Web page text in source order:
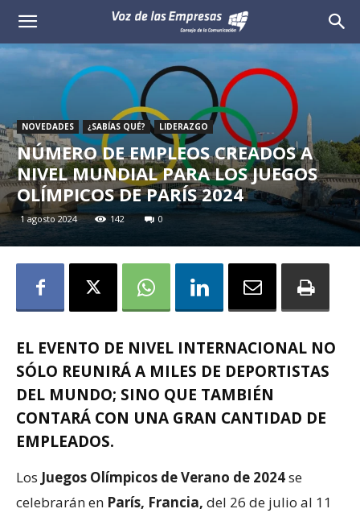
Voz
de
Empresas
NOVEDADES ¿SABÍAS QUÉ? LIDERAZGO
NÚMERO DE EMPLEOS CREADOS A
NIVEL MUNDIAL PARA LOS JUEGOS
OLÍMPICOS DE PARÍS 2024
1 agosto 2024 142 0
EL EVENTO DE NIVEL INTERNACIONAL NO
SÓLO REUNIRÁ A MILES DE DEPORTISTAS
DEL MUNDO; SINO QUE TAMBIÉN
CONTARÁ CON UNA GRAN CANTIDAD DE
EMPLEADOS.
Los Juegos Olímpicos de Verano de 2024se
celebrarán en París, Francia, del 26 de julio al 11